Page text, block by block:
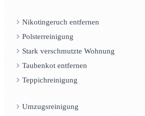
Nikotingeruch entfernen
Polsterreinigung
Stark verschmutzte Wohnung
Taubenkot entfernen
Teppichreinigung
Umzugsreinigung